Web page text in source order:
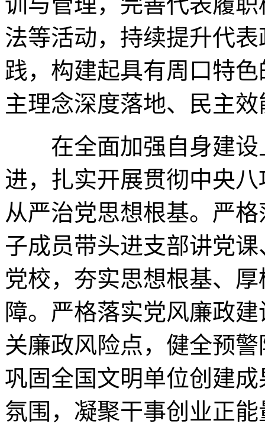
法等活动，持续提升代
践，构建起具有周口特
主理念深度落地、民主
在全面加强自身建设
进，扎实开展贯彻中央
从严治党思想根基。严
子成员带头进支部讲党
党校，夯实思想根基、
障。严格落实党风廉政
关廉政风险点，健全预
巩固全国文明单位创建
氛围，凝聚干事创业正